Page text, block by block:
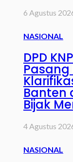
6 Agustus
NASIONAL
DPD
Pasang
Banten
Bijak
4 Agustus
NASIONAL